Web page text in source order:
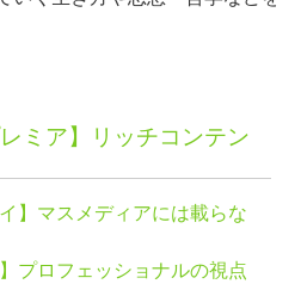
ミア】リッチコンテン
】マスメディアには載らな
プロフェッショナルの視点